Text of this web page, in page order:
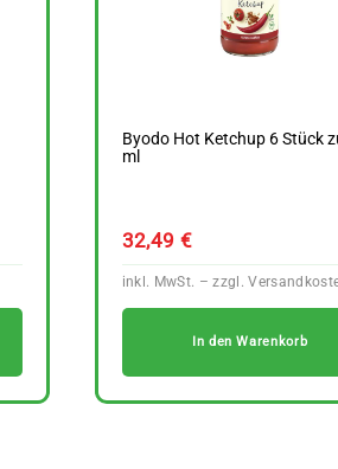
Byodo Hot Ketchup 6 Stück
ml
32,49 €
In den Warenkorb